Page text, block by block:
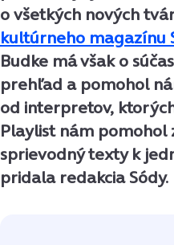
o všetkých nových
kultúrneho magazínu
Budke má však o
prehľad a pomohol
od interpretov,
Playlist nám pomohol
sprievodný texty k
pridala redakcia Sódy.